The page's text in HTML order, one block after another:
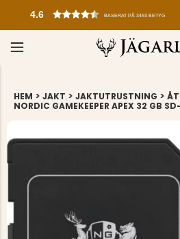
4.6 BASERAT PÅ 3493 BETYG
HEM > JAKT > JAKTUTRUSTNING >
NORDIC GAMEKEEPER APEX 32 GB